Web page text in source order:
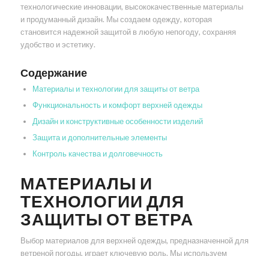
технологические инновации, высококачественные материалы
и продуманный дизайн. Мы создаем одежду, которая
становится надежной защитой в любую непогоду, сохраняя
удобство и эстетику.
Содержание
Материалы и технологии для защиты от ветра
Функциональность и комфорт верхней одежды
Дизайн и конструктивные особенности изделий
Защита и дополнительные элементы
Контроль качества и долговечность
МАТЕРИАЛЫ И
ТЕХНОЛОГИИ ДЛЯ
ЗАЩИТЫ ОТ ВЕТРА
Выбор материалов для верхней одежды, предназначенной для
ветреной погоды, играет ключевую роль. Мы используем